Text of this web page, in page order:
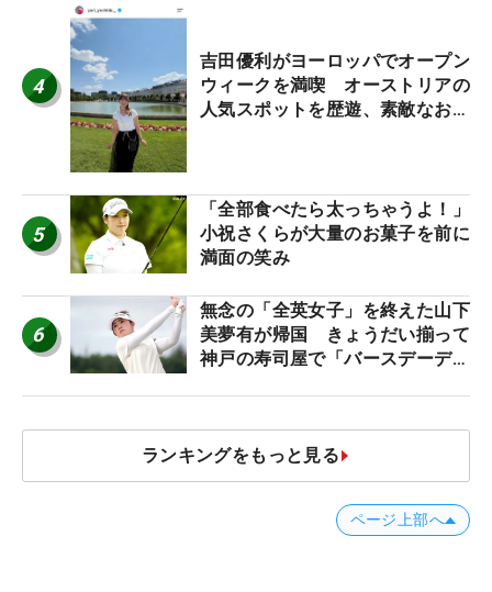
4
吉田優利がヨーロッパでオープン
ウィークを満喫 オーストリアの
人気スポットを歴遊、素敵なお土
5
「全部食べたら太っちゃうよ！」
小祝さくらが大量のお菓子を前に
満面の笑み
6
無念の「全英女子」を終えた山下
美夢有が帰国 きょうだい揃って
神戸の寿司屋で「バースデーディ
ランキングをもっと見る
ページ上部へ